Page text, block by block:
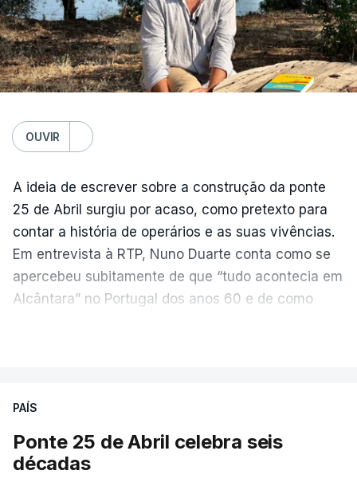
OUVIR
A ideia de escrever sobre a construção da ponte
25 de Abril surgiu por acaso, como pretexto para
contar a história de operários e as suas vivências.
Em entrevista à RTP, Nuno Duarte conta como se
apercebeu subitamente de que “tudo acontecia em
Alcântara” no Portugal dos anos 60 e de como
forma inesperada, através da literatura.
Em “Pés de Barro”,
PAÍS
Ponte 25 de Abril celebra seis
décadas